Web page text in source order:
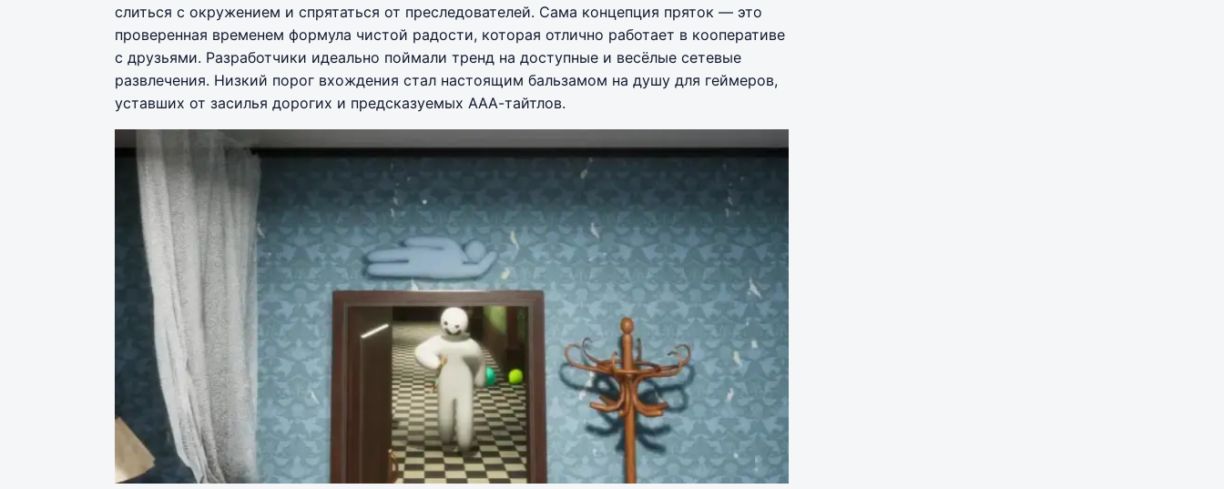
слиться с окружением и спрятаться от преследователей. Сама концепция пряток — это
проверенная временем формула чистой радости, которая отлично работает в кооперативе
с друзьями. Разработчики идеально поймали тренд на доступные и весёлые сетевые
развлечения. Низкий порог вхождения стал настоящим бальзамом на душу для геймеров,
уставших от засилья дорогих и предсказуемых ААА-тайтлов.